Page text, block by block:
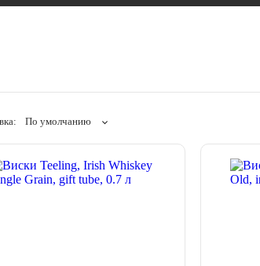
По умолчанию